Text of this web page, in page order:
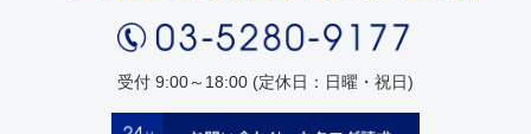
受付 9:00～18:00 (定休日：日曜・祝日)